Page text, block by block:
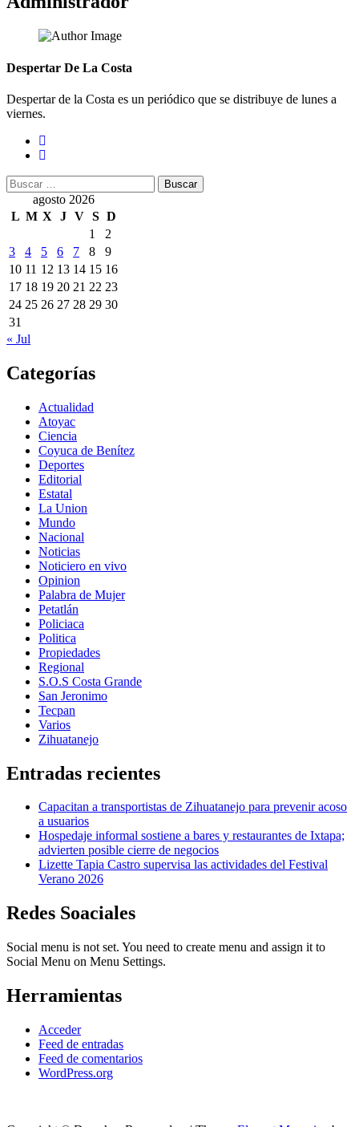
Despertar De La Costa
Despertar de la Costa es un periódico que se distribuye de lunes a
viernes.
Buscar:
agosto 2026
L M X J V S D
1
2
3
4 5 6 7 8
9
10 11 12 13 14 15 16
17 18 19 20 21 22 23
24 25 26 27 28 29 30
31
« Jul
Categorías
Actualidad
Atoyac
Ciencia
Coyuca de Benítez
Deportes
Editorial
Estatal
La Union
Mundo
Nacional
Noticias
Noticiero en vivo
Opinion
Palabra de Mujer
Petatlán
Policiaca
Politica
Propiedades
Regional
S.O.S Costa Grande
San Jeronimo
Tecpan
Varios
Zihuatanejo
Entradas recientes
Capacitan a transportistas de Zihuatanejo para prevenir acoso
a usuarios
Hospedaje informal sostiene a bares y restaurantes de Ixtapa;
advierten posible cierre de negocios
Lizette Tapia Castro supervisa las actividades del Festival
Verano 2026
Redes Soaciales
Social menu is not set. You need to create menu and assign it to
Social Menu on Menu Settings.
Herramientas
Acceder
Feed de entradas
Feed de comentarios
WordPress.org